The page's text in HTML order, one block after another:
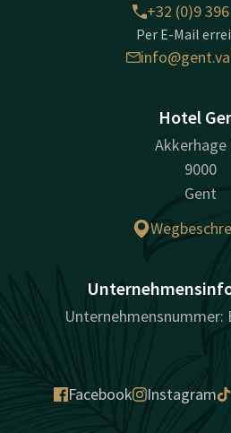
+32 (0)9
Per E-Mail
Hotel
Akkerhage
9000
Gent
Unternehmensnummer:
Facebook Instagram